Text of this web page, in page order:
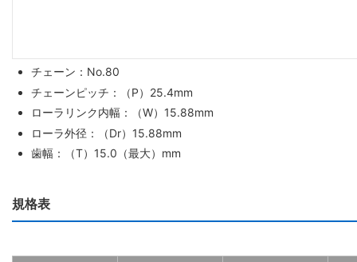
チェーン：No.80
チェーンピッチ：（P）25.4mm
ローラリンク内幅：（W）15.88mm
ローラ外径：（Dr）15.88mm
歯幅：（T）15.0（最大）mm
規格表